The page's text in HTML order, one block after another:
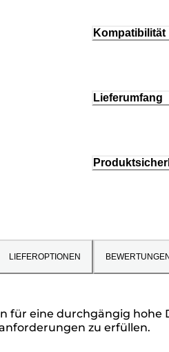
Kompatibilität
Lieferumfang
LIEFEROPTIONEN
eine durchgängig
zu erfüllen.